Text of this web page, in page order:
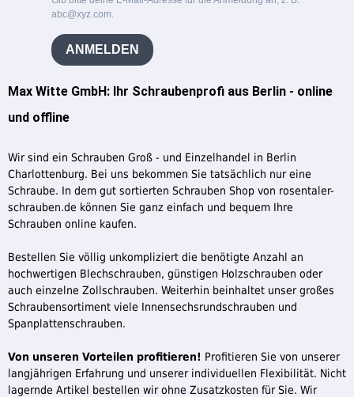
Max Witte GmbH: Ihr Schraubenprofi aus Berlin - online
und offline
Wir sind ein Schrauben Groß - und Einzelhandel in Berlin
Charlottenburg. Bei uns bekommen Sie tatsächlich nur eine
Schraube. In dem gut sortierten Schrauben Shop von rosentaler-
schrauben.de können Sie ganz einfach und bequem Ihre
Schrauben online kaufen.
Bestellen Sie völlig unkompliziert die benötigte Anzahl an
hochwertigen Blechschrauben, günstigen Holzschrauben oder
auch einzelne Zollschrauben. Weiterhin beinhaltet unser großes
Schraubensortiment viele Innensechsrundschrauben und
Spanplattenschrauben.
Von unseren Vorteilen profitieren! Profitieren Sie von unserer
langjährigen Erfahrung und unserer individuellen Flexibilität. Nicht
lagernde Artikel bestellen wir ohne Zusatzkosten für Sie. Wir
abc@xyz.com.
ANMELDEN